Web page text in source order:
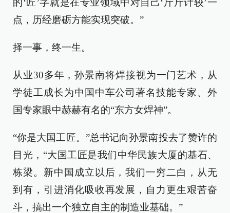
的‘匠’字就是在专业领域中对自己‘斤斤计较’一
点，历经磨砺方能实现突破。”
择一事，终一生。
从业30多年，孙景南将焊接视为一门艺术，从
学徒工成长为中国中车公司著名技能专家、外
国专家眼中赫赫有名的“东方女焊神”。
“你是大国工匠。”总书记向孙景南投去了赞许的
目光，“大国工匠是我们中华民族大厦的基石、
栋梁。新中国成立以后，我们一穷二白，从无
到有，引进消化吸收再发展，自力更生艰苦奋
斗，搞出一个独立自主的制造业基础。”